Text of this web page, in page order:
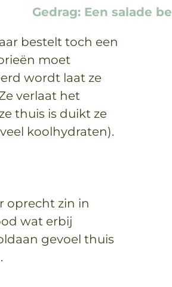
Gedrag: Een salade
bestelt toch een
moet
wordt laat ze
verlaat het
thuis is duikt ze
koolhydraten).
oprecht zin in
wat erbij
gevoel thuis